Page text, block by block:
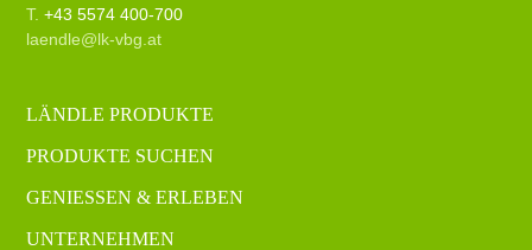
T.+43 5574 400-700
laendle@lk-vbg.at
LÄNDLE PRODUKTE
PRODUKTE SUCHEN
GENIESSEN & ERLEBEN
UNTERNEHMEN